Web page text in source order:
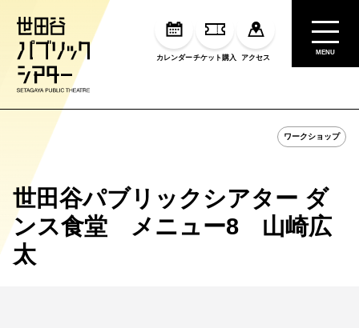
カレンダーチケット購入 アクセス
MENU
ワークショップ
世田谷パブリックシアター ダ
ンス食堂 メニュー8 山崎広
太